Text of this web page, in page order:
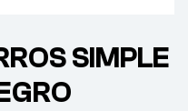
SIMPLE